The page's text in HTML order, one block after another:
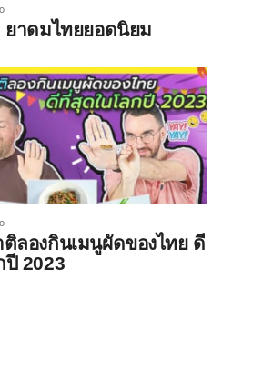
ยาดมไทยยอดนิยม
ลองกินเมนูผัดของไทย ดี
2023